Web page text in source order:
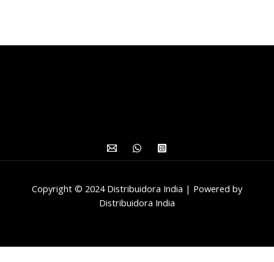
Copyright © 2024 Distribuidora India | Powered by
Distribuidora India